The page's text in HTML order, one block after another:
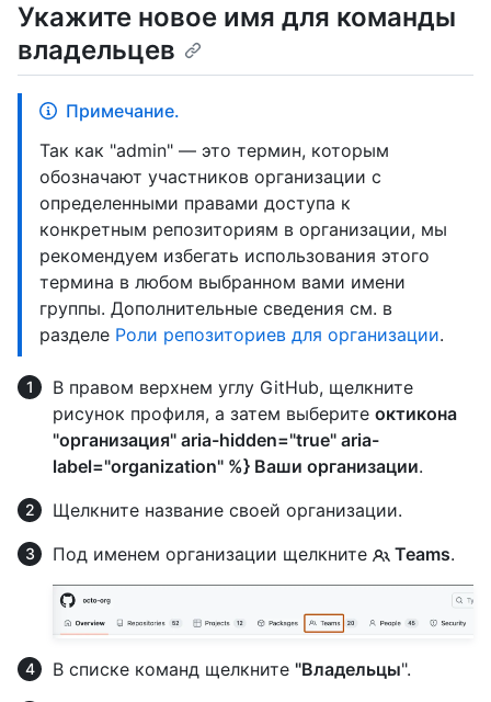
Укажите новое имя для команды
владельцев
Примечание.
Так как "admin" — это термин, которым
обозначают участников организации с
определенными правами доступа к
конкретным репозиториям в организации, мы
рекомендуем избегать использования этого
термина в любом выбранном вами имени
группы. Дополнительные сведения см. в
разделе Роли репозиториев для организации.
В правом верхнем углу GitHub, щелкните
рисунок профиля, а затем выберите октикона
"организация" aria-hidden="true" aria-
label="organization" %} Ваши организации.
Щелкните название своей организации.
Под именем организации щелкните
Teams.
В списке команд щелкните "Владельцы".